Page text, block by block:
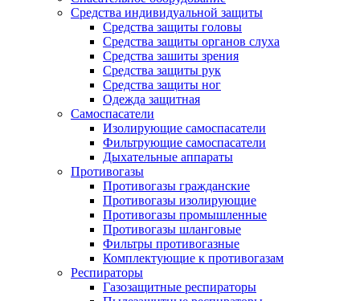
Средства индивидуальной защиты
Средства защиты головы
Средства защиты органов слуха
Средства зашиты зрения
Средства защиты рук
Средства защиты ног
Одежда защитная
Самоспасатели
Изолирующие самоспасатели
Фильтрующие самоспасатели
Дыхательные аппараты
Противогазы
Противогазы гражданские
Противогазы изолирующие
Противогазы промышленные
Противогазы шланговые
Фильтры противогазные
Комплектующие к противогазам
Респираторы
Газозащитные респираторы